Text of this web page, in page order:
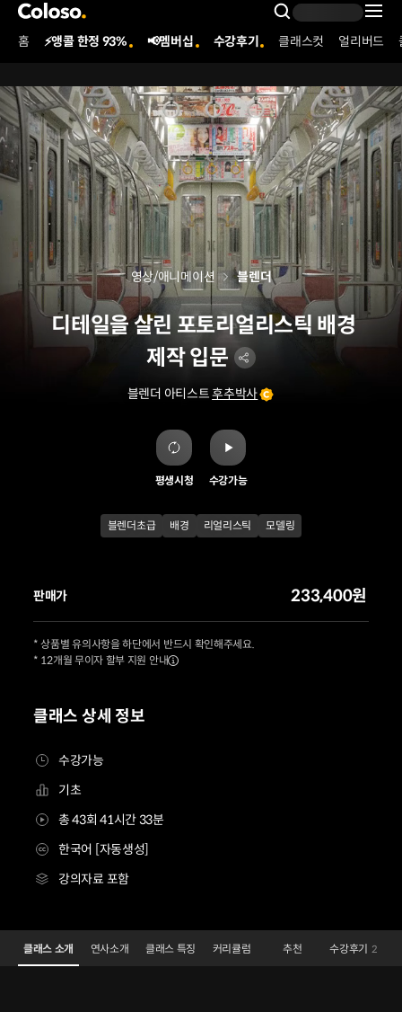
콜로소
Search
Coloso Menu
홈 ⚡앵콜 한정 93% 📢멤버십 수강후기 클래스컷 얼리버드
디테일을 살린 포토리얼리스틱 배경
제작 입문
블렌더 아티스트후추박사
영상/애니메이션 블렌더
평생시청 수강가능
블렌더초급 배경 리얼리스틱 모델링
클래스 상세 정보
수강가능
기초
총 43회 41시간 33분
한국어 [자동생성]
강의자료 포함
판매가 233,400원
* 상품별 유의사항을 하단에서 반드시 확인해주세요.
* 12개월 무이자 할부 지원 안내
블렌더 아티스트 후추박사Details
Configuration Information Shortcuts
클래스 소개 연사소개 클래스 특징 커리큘럼 추천 수강후기 2